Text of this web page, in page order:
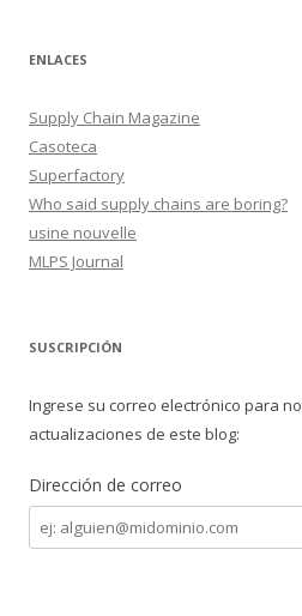
ENLACES
Supply Chain Magazine
Casoteca
Superfactory
Who said supply chains are boring?
usine nouvelle
MLPS Journal
SUSCRIPCIÓN
Ingrese su correo electrónico para
actualizaciones de este blog:
Dirección de correo
Dirección
de
correo